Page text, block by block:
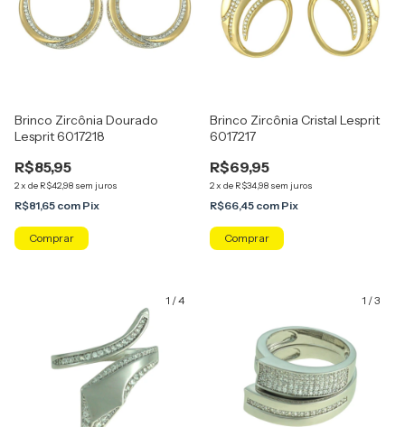
Brinco Zircônia Dourado
Lesprit 6017218
R$85,95
2x de R$42,98 sem juros
R$81,65 com Pix
Brinco Zircônia Cristal Lesprit
6017217
R$69,95
2x de R$34,98 sem juros
R$66,45 com Pix
Comprar
1 /4 1 /3